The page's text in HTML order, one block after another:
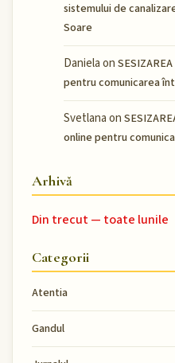
sistemului de
Soare
Danielaon
pentru comunicarea
Svetlanaon
online pentru
Arhivă
Din trecut — toate lunile
Categorii
Atentia
Gandul